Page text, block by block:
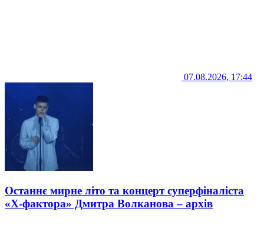
07.08.2026, 17:44
Останнє мирне літо та концерт суперфіналіста
«Х-фактора» Дмитра Волканова – архів